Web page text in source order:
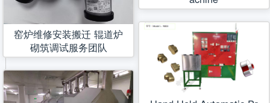
窑炉维修安装搬迁 辊道炉
砌筑调试服务团队